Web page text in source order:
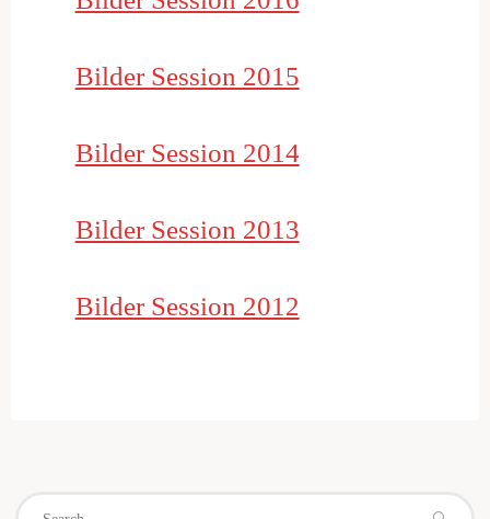
Bilder Session 2015
Bilder Session 2014
Bilder Session 2013
Bilder Session 2012